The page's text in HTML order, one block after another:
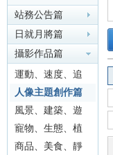
Ca» ›
站務公告篇
日就月將篇
攝影作品篇
運動、速度、追
焦篇
人像主題創作篇
風景、建築、遊
記篇
寵物、生態、植
物篇
商品、美食、靜